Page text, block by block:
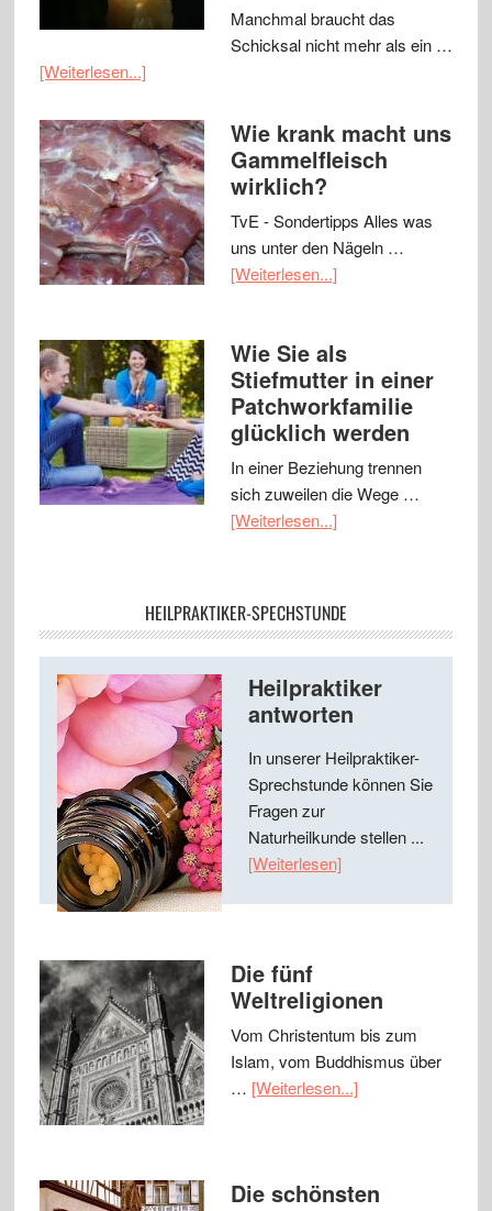
Manchmal braucht das
Schicksal nicht mehr als ein …
[Weiterlesen...]
Wie krank macht uns
Gammelfleisch
wirklich?
TvE - Sondertipps Alles was
uns unter den Nägeln …
[Weiterlesen...]
Wie Sie als
Stiefmutter in einer
Patchworkfamilie
glücklich werden
In einer Beziehung trennen
sich zuweilen die Wege …
[Weiterlesen...]
HEILPRAKTIKER-SPECHSTUNDE
Heilpraktiker
antworten
In unserer Heilpraktiker-
Sprechstunde können Sie
Fragen zur
Naturheilkunde stellen ...
[Weiterlesen]
Die fünf
Weltreligionen
Vom Christentum bis zum
Islam, vom Buddhismus über
… [Weiterlesen...]
Die schönsten